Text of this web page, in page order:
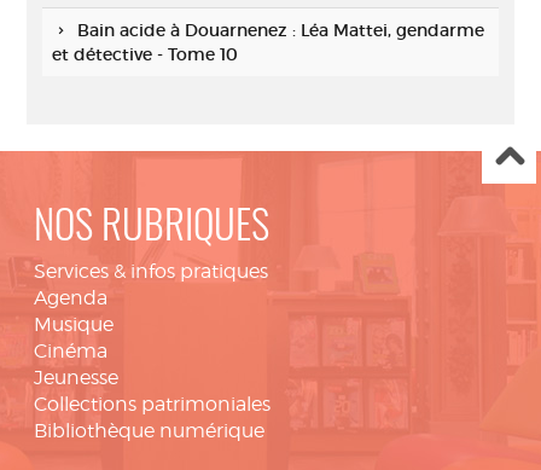
Bain acide à Douarnenez : Léa Mattei, gendarme
et détective - Tome 10
NOS RUBRIQUES
Services & infos pratiques
Agenda
Musique
Cinéma
Jeunesse
Collections patrimoniales
Bibliothèque numérique